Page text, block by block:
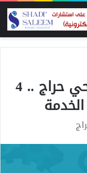
استخراج قروض الراجحي حراج .. 4